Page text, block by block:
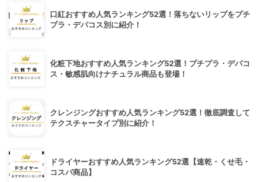
口紅おすすめ人気ランキング52選！落ちないリップをプチ
プラ・デパコス別に紹介！
化粧下地おすすめ人気ランキング52選！プチプラ・デパコ
ス・敏感肌向けナチュラル商品も登場！
クレンジングおすすめ人気ランキング52選！徹底調査して
テクスチャータイプ別に紹介！
ドライヤーおすすめ人気ランキング52選【速乾・くせ毛・
コスパ商品】